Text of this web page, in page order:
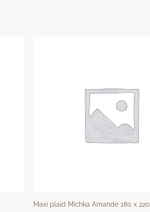
Maxi plaid Michka Amande 180 x 220